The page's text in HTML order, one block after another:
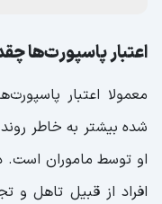
اعتبار پاسپورت‌ها
شده بیشتر به خاطر
او توسط ماموران است.
افراد از قبیل تاهل